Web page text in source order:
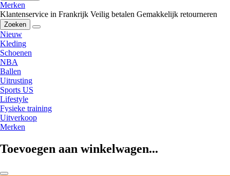
Merken
Klantenservice in Frankrijk Veilig betalen Gemakkelijk retourneren
Zoeken
Nieuw
Kleding
Schoenen
NBA
Ballen
Uitrusting
Sports US
Lifestyle
Fysieke training
Uitverkoop
Merken
Toevoegen aan winkelwagen...